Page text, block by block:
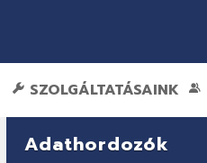
SZOLGÁLTATÁSAINK
Adathordozók